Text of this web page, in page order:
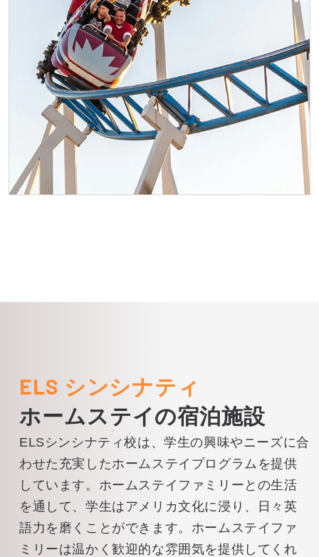
キングス アイランド アミューズメン
ト パーク
ジェット コースターを含む 3 つのジ
ELS シンシナティ
ホームステイの宿泊施設
ELSシンシナティ校は、学生の興味やニーズに合
わせた充実したホームステイプログラムを提供
しています。ホームステイファミリーとの生活
を通して、学生はアメリカ文化に浸り、日々英
語力を磨くことができます。ホームステイファ
ミリーは温かく歓迎的な雰囲気を提供してくれ